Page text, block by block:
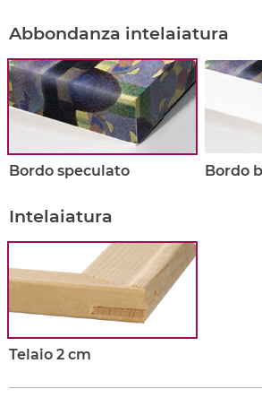
Abbondanza intelaiatura
Bordo speculato Bordo
Intelaiatura
Telaio 2 cm